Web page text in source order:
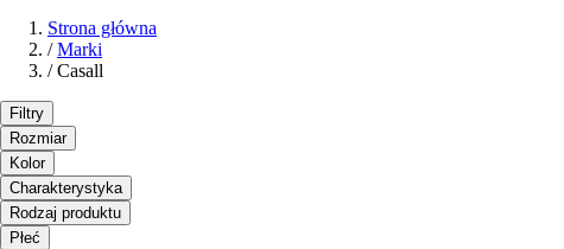
Strona główna
/ Marki
/ Casall
Filtry
Rozmiar
Kolor
Charakterystyka
Rodzaj produktu
Płeć